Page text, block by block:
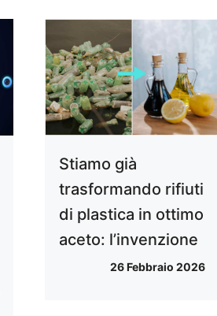
Stiamo già
trasformando rifiuti
di plastica in ottimo
aceto: l’invenzione
26 Febbraio 2026